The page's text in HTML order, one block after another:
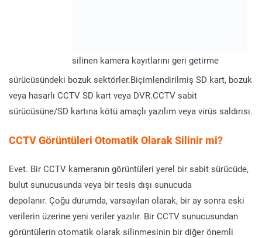
silinen kamera kayıtlarını geri getirme
sürücüsündeki bozuk sektörler.Biçimlendirilmiş SD kart, bozuk
veya hasarlı CCTV SD kart veya DVR.CCTV sabit
sürücüsüne/SD kartına kötü amaçlı yazılım veya virüs saldırısı.
CCTV Görüntüleri Otomatik Olarak Silinir mi?
Evet. Bir CCTV kameranın görüntüleri yerel bir sabit sürücüde,
bulut sunucusunda veya bir tesis dışı sunucuda
depolanır. Çoğu durumda, varsayılan olarak, bir ay sonra eski
verilerin üzerine yeni veriler yazılır. Bir CCTV sunucusundan
görüntülerin otomatik olarak silinmesinin bir diğer önemli